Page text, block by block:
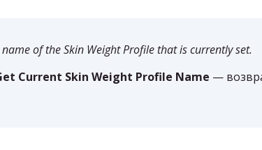
of the Skin Weight Profile that is currently set.
Current Skin Weight Profile Name —